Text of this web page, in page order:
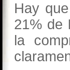
Hay
21% de
la